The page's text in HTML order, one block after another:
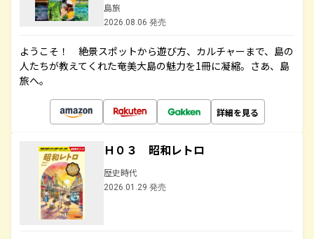
島旅
2026.08.06 発売
ようこそ！ 絶景スポットから遊び方、カルチャーまで、島の
人たちが教えてくれた奄美大島の魅力を1冊に凝縮。さあ、島
旅へ。
詳細を見る
Ｈ０３ 昭和レトロ
歴史時代
2026.01.29 発売